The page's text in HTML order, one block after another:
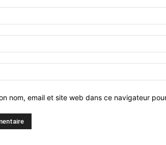
nom, email et site web dans ce navigateur